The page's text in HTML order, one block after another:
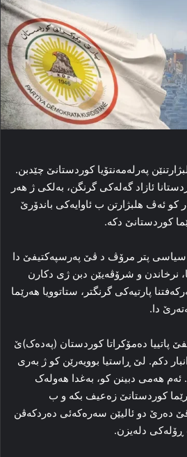
پەرلەمەنتۆیا کوردستانێ چێدبن.
ئازاد گه‌له‌کی گرنگن، به‌لکی ژ هه‌ر
کو ئه‌ڤ هلبژارتن ب ئاوایه‌کی باندۆرێ
کوردستانێ دکه‌.
سیاسی پتر مرۆڤ د ڤێ په‌رسپه‌کتیفێ دا
نرخاندن و شرۆڤه‌یێن دبن ژی دکارن
پارتیه‌کی گرنگتر، ستاتوویا هه‌رێما
دا.
پاتییا دەمۆکراتا کوردستان (پەدەک)ێ
دکم. لێ ڕاستیا بوویه‌رێن کو ژ به‌ری
ئه‌م هه‌می دبینن کو، به‌غدا هه‌وله‌ک
کوردستانێ زه‌عیف بکه‌ و ب
ڤێ ده‌رێ دو ئالیێن سه‌ره‌که‌ئی ده‌ردکه‌ڤن
دله‌یزن.